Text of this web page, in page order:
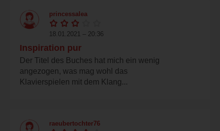
princessalea
18.01.2021 – 20:36
Inspiration pur
Der Titel des Buches hat mich ein wenig
angezogen, was mag wohl das
Klavierspielen mit dem Klang...
raeubertochter76